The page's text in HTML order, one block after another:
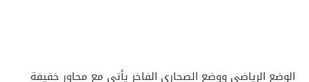
الوضع الرياضي ووضع الصحارى الفاخر يأتي مع محاور خفيفة